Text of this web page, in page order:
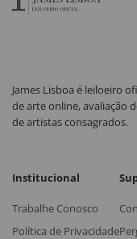
James Lisboa é leiloeiro
de arte online, avaliação
de artistas consagrados.
Institucional
Trabalhe Conosco
Política de Privacidade